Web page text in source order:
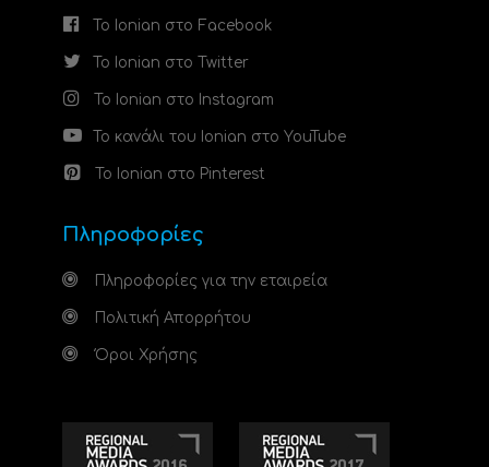
Το Ionian στο Facebook
Το Ionian στο Twitter
Το Ionian στο Instagram
Το κανάλι του Ionian στο YouTube
Το Ionian στο Pinterest
Πληροφορίες
Πληροφορίες για την εταιρεία
Πολιτική Απορρήτου
Όροι Χρήσης